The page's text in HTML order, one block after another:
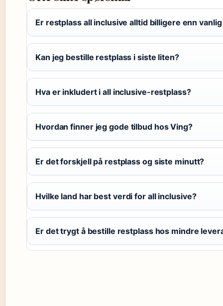
Er restplass all inclusive alltid billigere enn
Kan jeg bestille restplass i siste liten?
Hva er inkludert i all inclusive-restplass?
Hvordan finner jeg gode tilbud hos Ving?
Er det forskjell på restplass og siste minutt?
Hvilke land har best verdi for all inclusive?
Er det trygt å bestille restplass hos mindre